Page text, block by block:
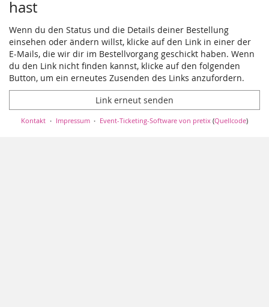
hast
Wenn du den Status und die Details deiner Bestellung
einsehen oder ändern willst, klicke auf den Link in einer der
E-Mails, die wir dir im Bestellvorgang geschickt haben. Wenn
du den Link nicht finden kannst, klicke auf den folgenden
Button, um ein erneutes Zusenden des Links anzufordern.
Link erneut senden
Kontakt Impressum Event-Ticketing-Software von pretix (Quellcode)